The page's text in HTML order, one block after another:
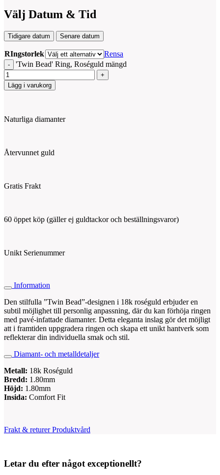
Välj Datum & Tid
Tidigare datum Senare datum
RIngstorlek
Rensa
'Twin Bead' Ring, Roséguld mängd
Lägg i varukorg
Naturliga diamanter
Återvunnet guld
Gratis Frakt
60 öppet köp (gäller ej guldtackor och beställningsvaror)
Unikt Serienummer
Information
Den stilfulla ”Twin Bead”-designen i 18k roséguld erbjuder en
subtil möjlighet till personlig anpassning, där du kan förhöja ringen
med pavé-infattade diamanter. Detta eleganta inslag gör det möjligt
att i framtiden uppgradera ringen och skapa ett unikt hantverk som
reflekterar din individuella smak och stil.
Diamant- och metalldetaljer
Metall: 18k Roséguld
Bredd: 1.80mm
Höjd: 1.80mm
Insida: Comfort Fit
Frakt & returer Produktvård
Letar du efter något exceptionellt?